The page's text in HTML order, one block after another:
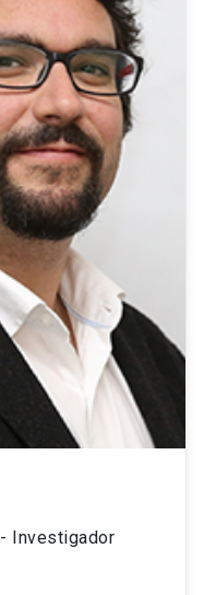
Investigador